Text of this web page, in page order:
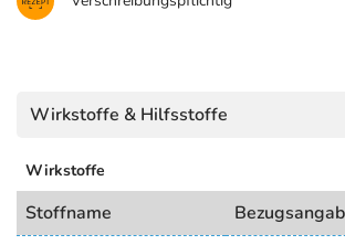
Wirkstoffe & Hilfsstoffe
Wirkstoffe
Stoffname